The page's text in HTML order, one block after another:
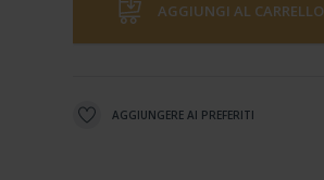
AGGIUNGI AL CARRELLO
AGGIUNGERE AI PREFERITI